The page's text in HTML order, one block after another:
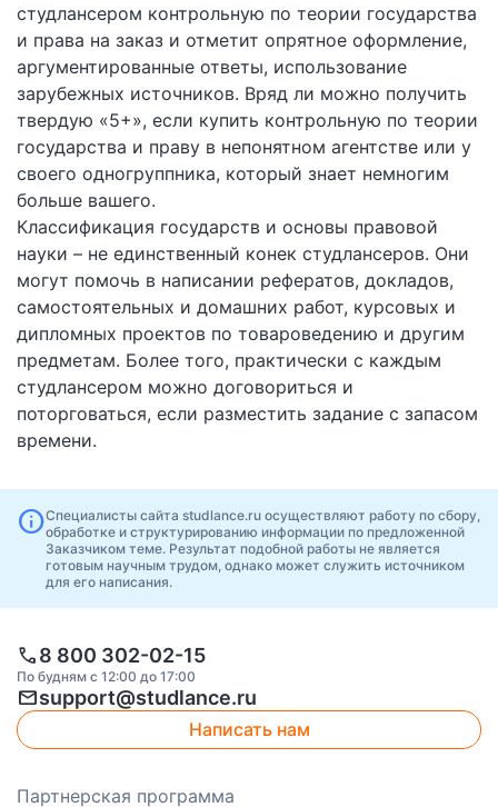
студлансером контрольную по теории государства
и права на заказ и отметит опрятное оформление,
аргументированные ответы, использование
зарубежных источников. Вряд ли можно получить
твердую «5+», если купить контрольную по теории
государства и праву в непонятном агентстве или у
своего одногруппника, который знает немногим
больше вашего.
Классификация государств и основы правовой
науки – не единственный конек студлансеров. Они
могут помочь в написании рефератов, докладов,
самостоятельных и домашних работ, курсовых и
дипломных проектов по товароведению и другим
предметам. Более того, практически с каждым
студлансером можно договориться и
поторговаться, если разместить задание с запасом
времени.
infoСпециалисты сайта studlance.ru осуществляют работу по сбору,
обработке и структурированию информации по предложенной
Заказчиком теме. Результат подобной работы не является
готовым научным трудом, однако может служить источником
для его написания.
call8 800 302-02-15
По будням с 12:00 до 17:00
mailsupport@studlance.ru
Написать нам
Партнерская программа